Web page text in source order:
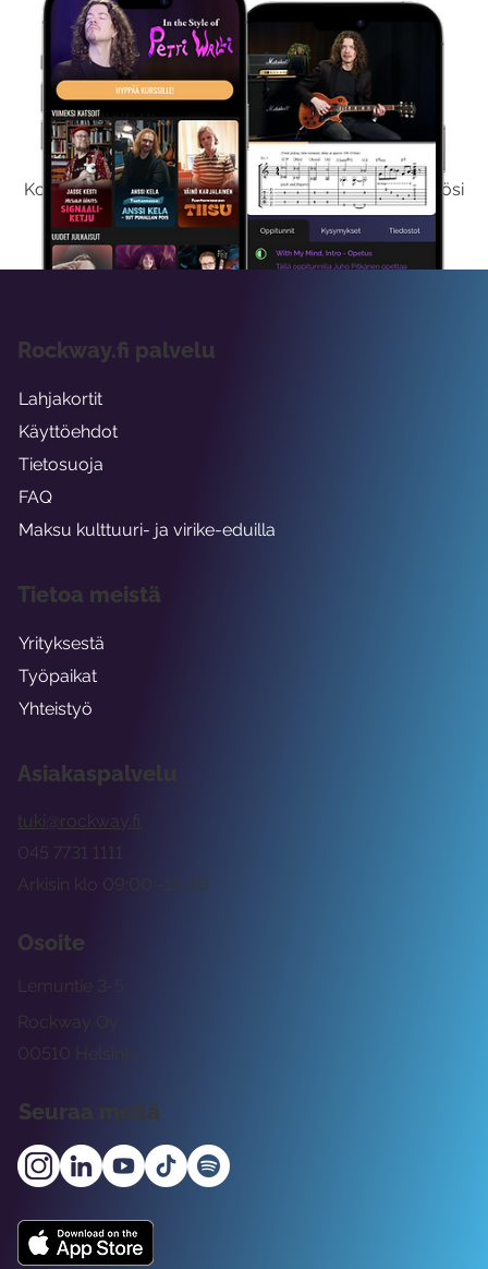
Kokeile Ilmaiseksi
Kokeilemalla ilmaiseksi saat koko sisältömme käyttöösi
viikon ajaksi.
Asiakaspalvelu
tuki@rockway.fi
Arkisin klo 09:00 -15:00
045 7731 1111
Osoite
Rockway Oy
Lemuntie 3-5
00510 Helsinki
Seuraa meitä
Rockway.fi palvelu
Lahjakortit
Käyttöehdot
Tietosuoja
FAQ
Maksu kulttuuri- ja virike-eduilla
Tietoa meistä
Yrityksestä
Työpaikat
Yhteistyö